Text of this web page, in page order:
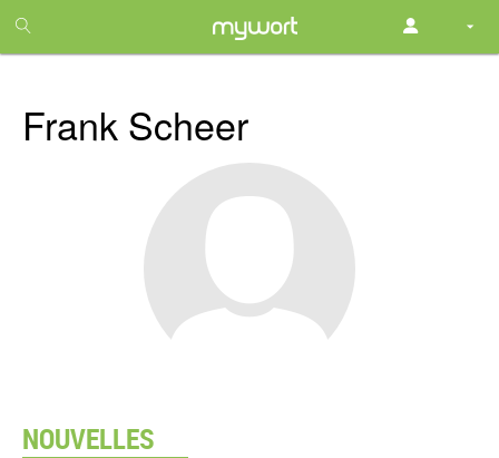
month
free
Frank Scheer
NOUVELLES